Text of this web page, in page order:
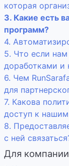
которая
3. Какие есть
программ?
4.
5. Что если
доработками и
6. Чем
для
7. Какова
доступ к
8.
с ней
Для компании